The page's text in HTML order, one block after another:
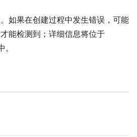
如果在创建过程中发生错误，可能
能检测到；详细信息将位于
。